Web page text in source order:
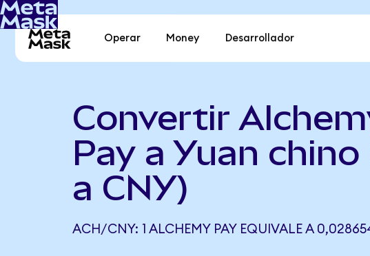
Operar Money Desarrollador
Convertir
Pay a Yuan chino
a CNY)
ACH/CNY: 1 ALCHEMY PAY EQUIVALE A